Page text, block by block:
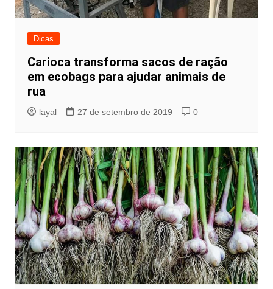
Dicas
Carioca transforma sacos de ração
em ecobags para ajudar animais de
rua
layal 27 de setembro de 2019 0